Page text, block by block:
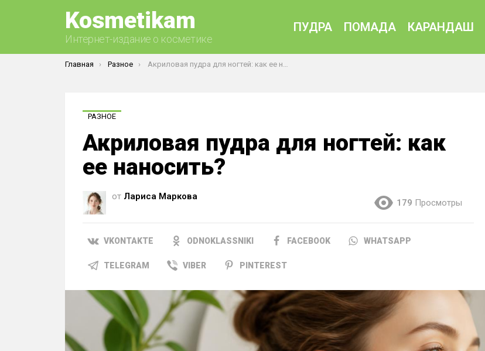
Kosmetikam
Интернет-издание о косметике
ПУДРА ПОМАДА КАРАНДАШ
Вы здесь:
Главная Разное Акриловая пудра для ногтей: как ее наносить?
РАЗНОЕ
Акриловая пудра для ногтей: как
ее наносить?
от Лариса Маркова
179 Просмотры
VKONTAKTE ODNOKLASSNIKI FACEBOOK WHATSAPP
TELEGRAM VIBER PINTEREST